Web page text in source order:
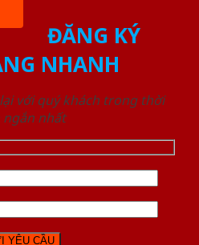
ĐĂNG KÝ
NHANH
với quý khách trong thời
ngắn nhất